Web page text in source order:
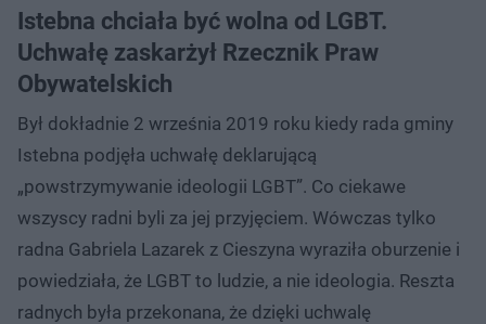
Istebna chciała być wolna od LGBT.
Uchwałę zaskarżył Rzecznik Praw
Obywatelskich
Był dokładnie 2 września 2019 roku kiedy rada gminy
Istebna podjęła uchwałę deklarującą
„powstrzymywanie ideologii LGBT”. Co ciekawe
wszyscy radni byli za jej przyjęciem. Wówczas tylko
radna Gabriela Lazarek z Cieszyna wyraziła oburzenie i
powiedziała, że LGBT to ludzie, a nie ideologia. Reszta
radnych była przekonana, że dzięki uchwalę